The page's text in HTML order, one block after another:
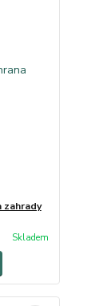
zahrady
Skladem